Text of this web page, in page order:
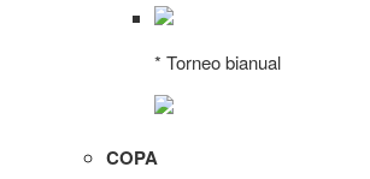
* Torneo bianual
COPA